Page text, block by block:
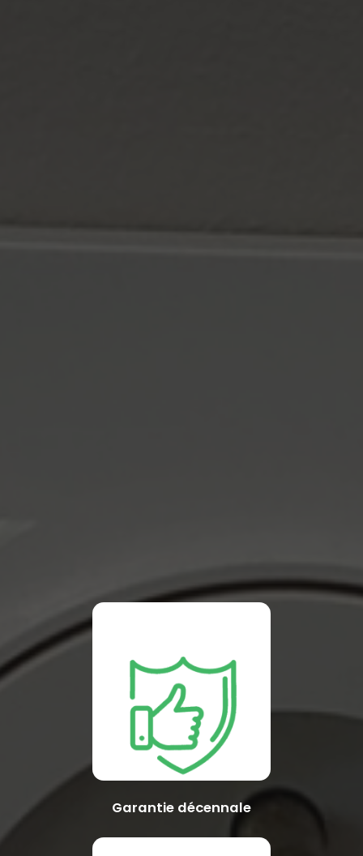
Garantie décennale